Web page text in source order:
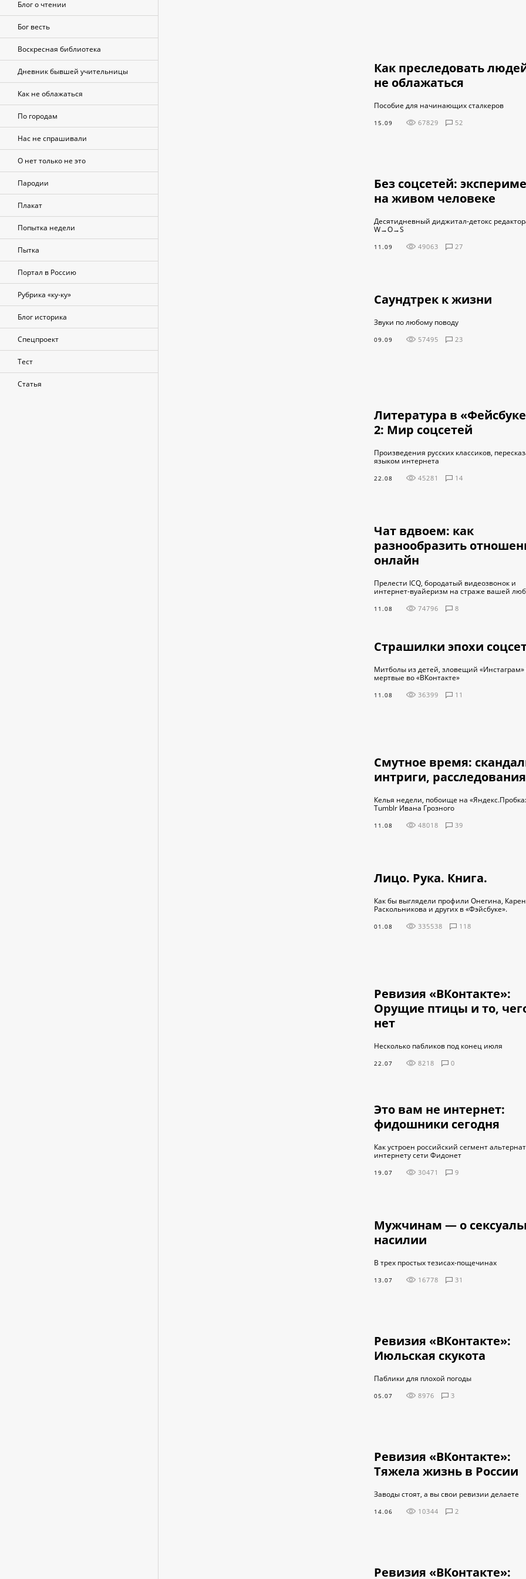
Блог о чтении
Бог весть
Воскресная библиотека
Дневник бывшей учительницы
Как не облажаться
По городам
Нас не спрашивали
О нет только не это
Пародии
Плакат
Попытка недели
Пытка
Портал в Россию
Рубрика «ку-ку»
Блог историка
Спецпроект
Тест
Статья
Как преследовать
не облажаться
Пособие для начинающих сталкеров
15.09 67829 52
Без соцсетей:
на живом человеке
Десятидневный диджитал-детокс
W→O→S
11.09 49063 27
Саундтрек к жизни
Звуки по любому поводу
09.09 57495 23
Литература в
2: Мир соцсетей
Произведения русских классиков,
языком интернета
22.08 45281 14
Чат вдвоем: как
разнообразить
онлайн
Прелести ICQ, бородатый видеозвонок и
интернет-вуайеризм на страже вашей
11.08 74796 8
Страшилки эпохи
Митболы из детей, зловещий «Инстаграм»
мертвые во «ВКонтакте»
11.08 36399 11
Смутное время:
интриги, расследования
Келья недели, побоище на
Tumblr Ивана Грозного
11.08 48018 39
Лицо. Рука. Книга.
Как бы выглядели профили Онегина,
Раскольникова и других в «Фэйсбуке».
01.08 335538 118
Ревизия «ВКонтакте»:
Орущие птицы и то,
нет
Несколько пабликов под конец июля
22.07 8218 0
Это вам не интернет:
фидошники сегодня
Как устроен российский сегмент
интернету сети Фидонет
19.07 30471 9
Мужчинам — о
насилии
В трех простых тезисах-пощечинах
13.07 16778 31
Ревизия «ВКонтакте»:
Июльская скукота
Паблики для плохой погоды
05.07 8976 3
Ревизия «ВКонтакте»:
Тяжела жизнь в России
Заводы стоят, а вы свои ревизии делаете
14.06 10344 2
Ревизия «ВКонтакте»: